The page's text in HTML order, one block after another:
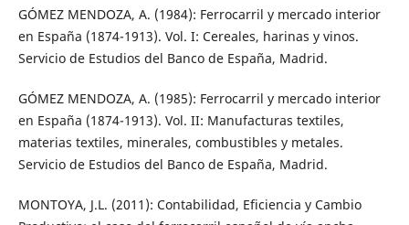
GÓMEZ MENDOZA, A. (1984): Ferrocarril y mercado interior
en España (1874-1913). Vol. I: Cereales, harinas y vinos.
Servicio de Estudios del Banco de España, Madrid.
GÓMEZ MENDOZA, A. (1985): Ferrocarril y mercado interior
en España (1874-1913). Vol. II: Manufacturas textiles,
materias textiles, minerales, combustibles y metales.
Servicio de Estudios del Banco de España, Madrid.
MONTOYA, J.L. (2011): Contabilidad, Eficiencia y Cambio